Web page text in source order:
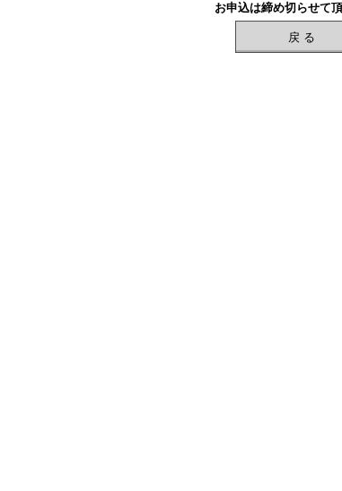
お申込は締め切らせて
戻 る